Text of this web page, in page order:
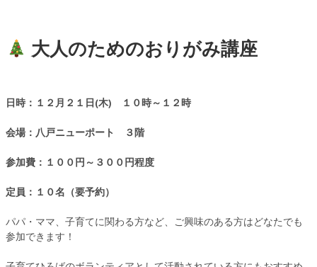
大人のためのおりがみ講座
日時：１２月２１日(木) １０時～１２時
会場：八戸ニューポート ３階
参加費：１００円～３００円程度
定員：１０名（要予約）
パパ・ママ、子育てに関わる方など、ご興味のある方はどなたでも
参加できます！